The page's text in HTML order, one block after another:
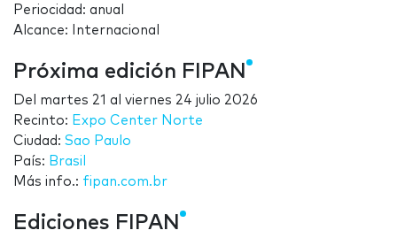
Periocidad: anual
Alcance: Internacional
Próxima edición FIPAN
Del martes 21 al viernes 24 julio 2026
Recinto: Expo Center Norte
Ciudad: Sao Paulo
País: Brasil
Más info.: fipan.com.br
Ediciones FIPAN